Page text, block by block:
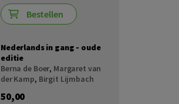
Bestellen
Nederlands in gang - oude
editie
Berna de Boer, Margaret van
der Kamp, Birgit Lijmbach
50,00